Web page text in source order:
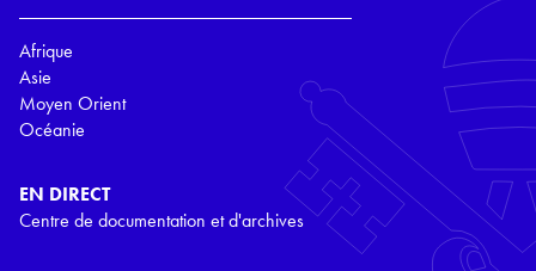
Afrique
Asie
Moyen Orient
Océanie
EN DIRECT
Centre de documentation et d'archives